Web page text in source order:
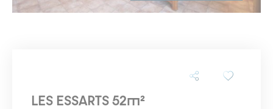
LES ESSARTS 52m²